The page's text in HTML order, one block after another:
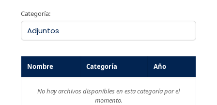
Categoría:
Nombre Categoría Año
No hay archivos disponibles en esta categoría por el
momento.